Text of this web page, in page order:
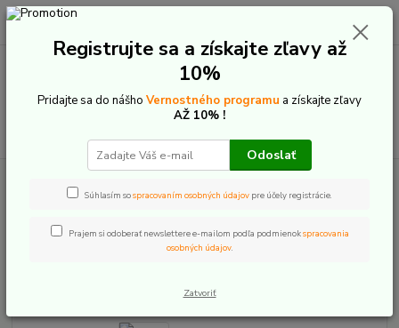
+421 907 20 22 33
0,00 €
GHOST E-Riot CF Pro 2026
Registrujte sa a získajte zľavy až
10%
Pridajte sa do nášho Vernostného programu a získajte zľavy
AŽ 10% !
Odoslať
Súhlasím sospracovaním osobných údajov pre účely registrácie.
Prajem si odoberať newslettere e-mailom podľa podmienokspracovania
osobných údajov.
Zatvoriť